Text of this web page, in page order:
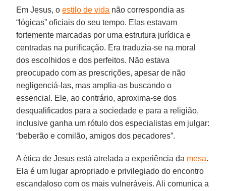
Em Jesus, oestilo de vida não correspondia as
“lógicas” oficiais do seu tempo. Elas estavam
fortemente marcadas por uma estrutura jurídica e
centradas na purificação. Era traduzia-se na moral
dos escolhidos e dos perfeitos. Não estava
preocupado com as prescrições, apesar de não
negligenciá-las, mas amplia-as buscando o
essencial. Ele, ao contrário, aproxima-se dos
desqualificados para a sociedade e para a religião,
inclusive ganha um rótulo dos especialistas em julgar:
“beberão e comilão, amigos dos pecadores”.
A ética de Jesus está atrelada a experiência da mesa.
Ela é um lugar apropriado e privilegiado do encontro
escandaloso com os mais vulneráveis. Ali comunica a